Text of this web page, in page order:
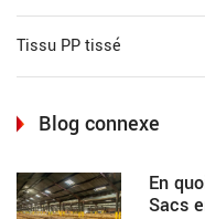
Tissu PP tissé
Blog connexe
En
Sacs